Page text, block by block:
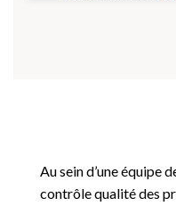
Au sein d’une équipe
contrôle qualité des